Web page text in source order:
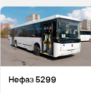
Нефаз 5299